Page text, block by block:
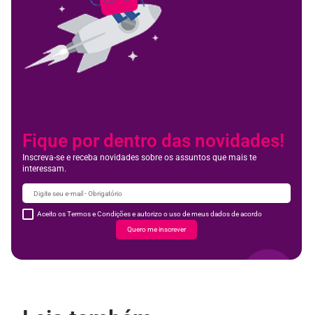
Fique por dentro das novidades!
Inscreva-se e receba novidades sobre os assuntos que mais te
interessam.
Aceito os Termos e Condições e autorizo o uso de meus dados de acordo
Quero me inscrever